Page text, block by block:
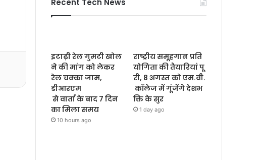
Recent Tech News
इटाढ़ी रेल गुमटी खोल
ने की मांग को लेकर
रेल चक्का जाम,
डीआरएम
से वार्ता के बाद 7 दिन
का मिला समय
10 hours ago
राष्ट्रीय समूहगान प्रति
योगिता की तैयारियां पू
री, 8 अगस्त को एम.वी.
कॉलेज में गूंजेंगे देशभ
क्ति के सुर
1 day ago